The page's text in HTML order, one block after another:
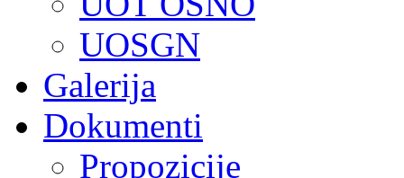
UOSGN
Galerija
Dokumenti
Propozicije